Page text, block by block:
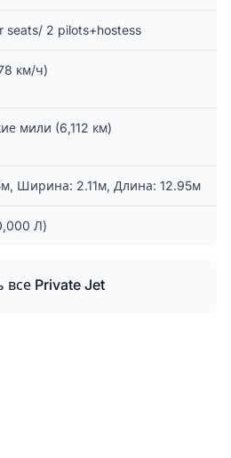
seats/ 2 pilots+hostess
км/ч)
мили (6,112 км)
Ширина: 2.11м, Длина: 12.95м
Л)
все Private Jet